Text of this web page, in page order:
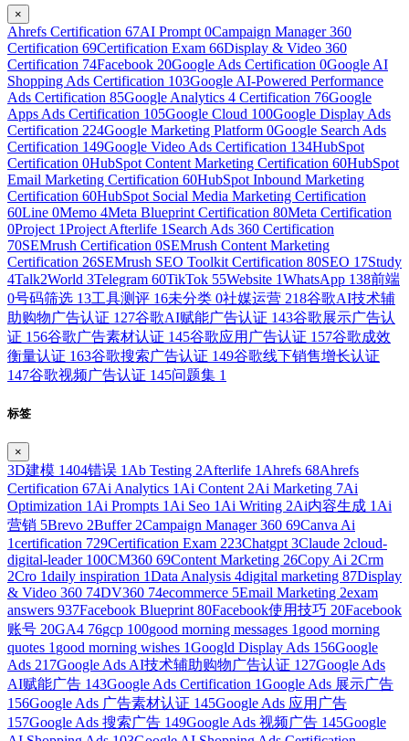
×
Ahrefs Certification 67AI Prompt 0Campaign Manager 360
Certification 69Certification Exam 66Display & Video 360
Certification 74Facebook 20Google Ads Certification 0Google AI
Shopping Ads Certification 103Google AI-Powered Performance
Ads Certification 85Google Analytics 4 Certification 76Google
Apps Ads Certification 105Google Cloud 100Google Display Ads
Certification 224Google Marketing Platform 0Google Search Ads
Certification 149Google Video Ads Certification 134HubSpot
Certification 0HubSpot Content Marketing Certification 60HubSpot
Email Marketing Certification 60HubSpot Inbound Marketing
Certification 60HubSpot Social Media Marketing Certification
60Line 0Memo 4Meta Blueprint Certification 80Meta Certification
0Project 1Project Afterlife 1 Search Ads 360 Certification
70SEMrush Certification 0SEMrush Content Marketing
Certification 26SEMrush SEO Toolkit Certification 80SEO 17Study
4Talk2World 3Telegram 60TikTok 55Website 1WhatsApp 138前端
0号码筛选 13工具测评 16未分类 0社媒运营 218谷歌AI技术辅
助购物广告认证 127谷歌AI赋能广告认证 143谷歌展示广告认
证 156谷歌广告素材认证 145谷歌应用广告认证 157谷歌成效
衡量认证 163谷歌搜索广告认证 149谷歌线下销售增长认证
147谷歌视频广告认证 145问题集 1
标签
×
3D建模 1404错误 1 Ab Testing 2Afterlife 1 Ahrefs 68Ahrefs
Certification 67Ai Analytics 1 Ai Content 2Ai Marketing 7Ai
Optimization 1 Ai Prompts 1 Ai Seo 1 Ai Writing 2Ai内容生成 1 Ai
营销 5Brevo 2Buffer 2Campaign Manager 360 69Canva Ai
1certification 729Certification Exam 223Chatgpt 3Claude 2cloud-
digital-leader 100CM360 69Content Marketing 26Copy Ai 2Crm
2Cro 1daily inspiration 1Data Analysis 4digital marketing 87Display
& Video 360 74DV360 74ecommerce 5Email Marketing 2exam
answers 937Facebook Blueprint 80Facebook使用技巧 20Facebook
账号 20GA4 76gcp 100good morning messages 1 good morning
quotes 1 good morning wishes 1Googld Display Ads 156Google
Ads 217Google Ads AI技术辅助购物广告认证 127Google Ads
AI赋能广告 143Google Ads Certification 1Google Ads 展示广告
156Google Ads 广告素材认证 145Google Ads 应用广告
157Google Ads 搜索广告 149Google Ads 视频广告 145Google